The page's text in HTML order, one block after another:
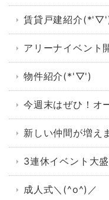
賃貸戸建紹介
アリーナイベント
物件紹介(*'▽')
今週末はぜひ！
新しい仲間が増え
3連休イベント大
成人式＼(^o^)／